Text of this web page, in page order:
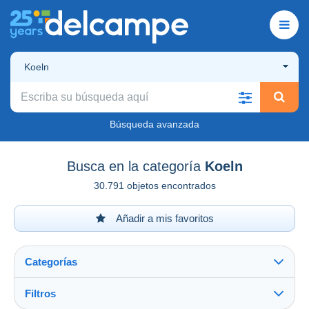
Koeln
Búsqueda avanzada
Busca en la categoría Koeln
30.791 objetos encontrados
Añadir a mis favoritos
Categorías
Filtros